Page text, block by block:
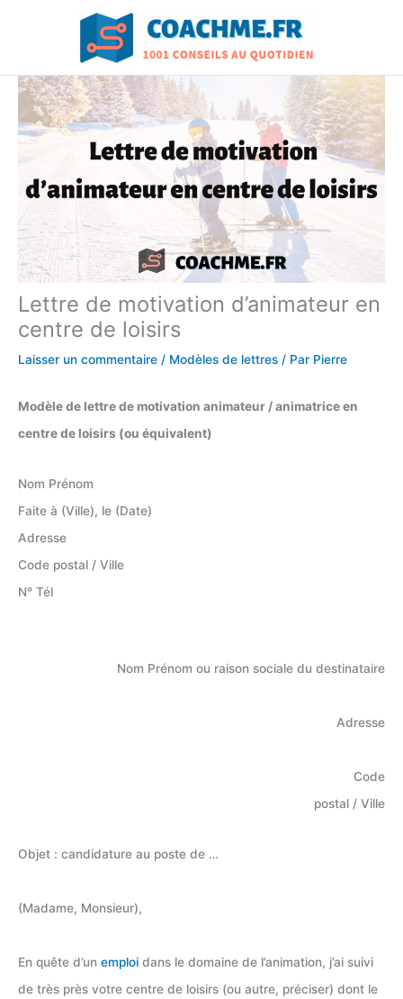
Lettre de motivation d’animateur en
centre de loisirs
Laisser un commentaire / Modèles de lettres / Par Pierre
Modèle de lettre de motivation animateur / animatrice en
centre de loisirs (ou équivalent)
Nom Prénom
Faite à (Ville), le (Date)
Adresse
Code postal / Ville
N° Tél
Nom Prénom ou raison sociale du destinataire
Adresse
Code
postal / Ville
Objet : candidature au poste de …
(Madame, Monsieur),
En quête d’un emploi dans le domaine de l’animation, j’ai suivi
de très près votre centre de loisirs (ou autre, préciser) dont le